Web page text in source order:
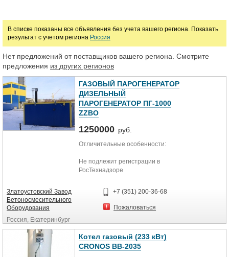
Газорегуляторные пункты Котлы на жидком топливе
Цена
руб.
В списке показаны все объявления без учета вашего региона. Показать
результат с учетом региона Россия
Нет предложений от поставщиков вашего региона. Смотрите
предложения из других регионов
ГАЗОВЫЙ ПАРОГЕНЕРАТОР
ДИЗЕЛЬНЫЙ
ПАРОГЕНЕРАТОР ПГ-1000
ZZBO
1250000 руб.
Отличительные особенности:
Не подлежит регистрации в
РосТехнадзоре
Высокое КПД - 90%
Транспортные габариты
Защитный модульный блок-
Легкий пуск в любой мороз
Технические характеристики:
Производительность пара max, кг\ч
Златоустовский Завод
Бетоносмесительного
Оборудования
Россия, Екатеринбург
+7 (351) 200-36-68
Пожаловаться
Котел газовый (233 кВт)
CRONOS BB-2035